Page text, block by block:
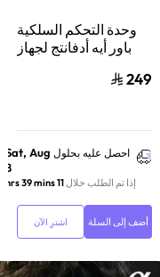
وحدة التحكم السلكية
باور أيه أدفانتج لجهاز
249
احصل عليه بحلول Sat, Aug
8
إذا تم الطلب خلال11 hrs 39 mins
أضف إلى السلة اشترِ الآن